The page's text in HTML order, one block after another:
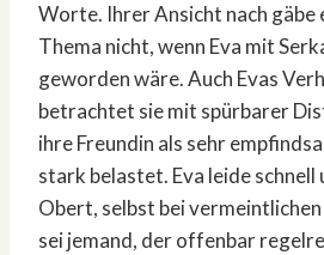
Worte. Ihrer Ansicht nach gäbe
Thema nicht, wenn Eva mit
geworden wäre. Auch Evas
betrachtet sie mit spürbarer
ihre Freundin als sehr
stark belastet. Eva leide schnell
Obert, selbst bei
sei jemand, der offenbar